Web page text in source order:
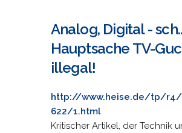
Analog, Digital -
Hauptsache TV-
illegal!
http://www.heise.de/tp/
622/1.html
Kritischer Artikel, der Technik